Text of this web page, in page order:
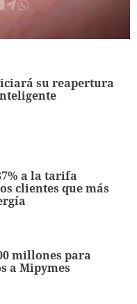
su reapertura
a la tarifa
clientes que más
millones para
a Mipymes